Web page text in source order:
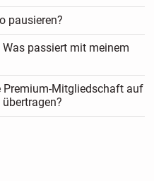
pausieren?
passiert mit meinem
Premium-Mitgliedschaft auf